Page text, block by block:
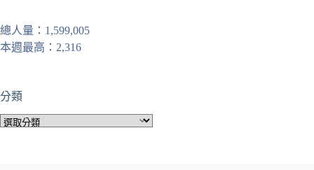
總人量：1,599,005
本週最高：2,316
分類
分